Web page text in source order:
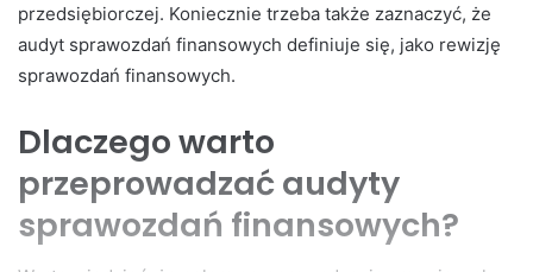
przedsiębiorczej. Koniecznie trzeba także zaznaczyć, że
audyt sprawozdań finansowych definiuje się, jako rewizję
sprawozdań finansowych.
Dlaczego warto
przeprowadzać audyty
sprawozdań finansowych?